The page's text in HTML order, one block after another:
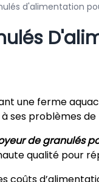
d'alimentation
une ferme
ses problèmes
de granulés
qualité pour